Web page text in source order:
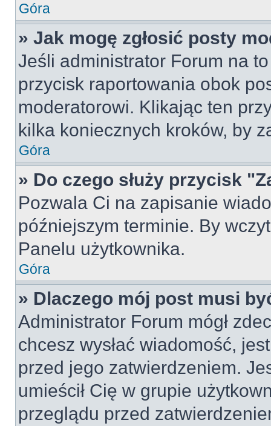
Góra
» Jak mogę zgłosić posty
Jeśli administrator Forum na
przycisk raportowania obok
moderatorowi. Klikając ten
kilka koniecznych kroków, by
Góra
» Do czego służy przycisk
Pozwala Ci na zapisanie
późniejszym terminie. By
Panelu użytkownika.
Góra
» Dlaczego mój post musi
Administrator Forum mógł
chcesz wysłać wiadomość,
przed jego zatwierdzeniem.
umieścił Cię w grupie
przeglądu przed